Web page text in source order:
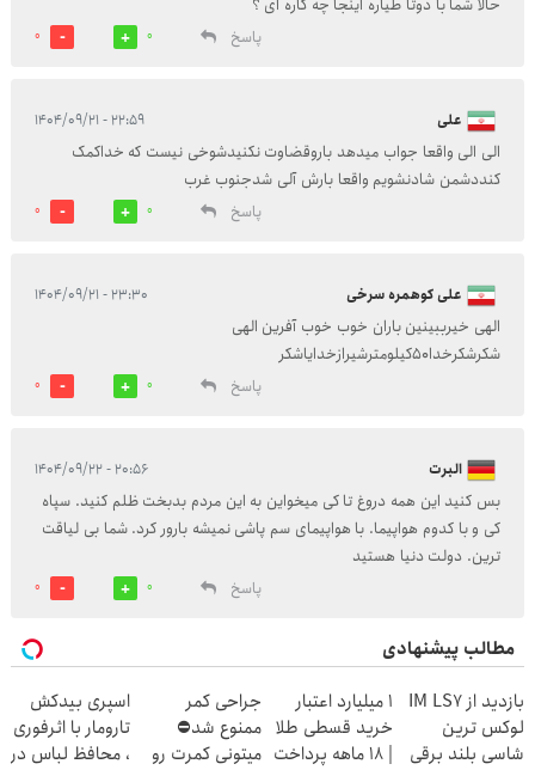
حالا شما با دوتا طیاره اینجا چه کاره ای ؟
پاسخ
0
0
علی ۲۲:۵۹ - ۱۴۰۴/۰۹/۲۱
الی الی واقعا جواب میدهد باروقضاوت نکنیدشوخی نیست که خداکمک
کنددشمن شادنشویم واقعا بارش آلی شدجنوب غرب
پاسخ
0
0
علی کوهمره سرخی ۲۳:۳۰ - ۱۴۰۴/۰۹/۲۱
الهی خیرببینین باران خوب خوب آفرین الهی
شکرشکرخدا۵۰کیلومترشیرازخدایاشکر
پاسخ
0
0
البرت ۲۰:۵۶ - ۱۴۰۴/۰۹/۲۲
بس کنید این همه دروغ تا کی میخواین به این مردم بدبخت ظلم کنید. سپاه
کی و با کدوم هواپیما. با هواپیمای سم پاشی نمیشه بارور کرد. شما بی لیاقت
ترین. دولت دنیا هستید
پاسخ
0
0
مطالب پیشنهادی
بازدید از IM LS7
لوکس ترین
شاسی بلند برقی
۱ میلیارد اعتبار
خرید قسطی طلا
| ۱۸ ماهه پرداخت
جراحی کمر
ممنوع شد⛔
میتونی کمرت رو
اسپری بیدکش
تارومار با اثرفوری
، محافظ لباس در